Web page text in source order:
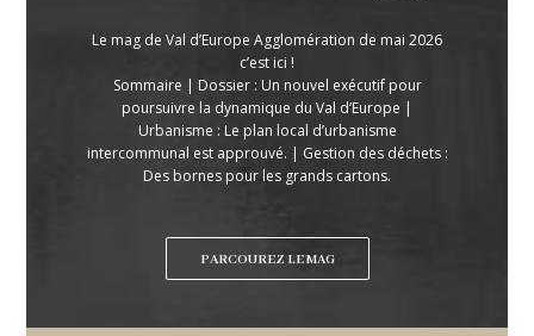
Le mag de Val d’Europe Agglomération de mai 2026
c’est ici !
Sommaire | Dossier : Un nouvel exécutif pour
poursuivre la dynamique du Val d’Europe |
Urbanisme : Le plan local d’urbanisme
intercommunal est approuvé. | Gestion des déchets :
Des bornes pour les grands cartons.
PARCOUREZ LE MAG